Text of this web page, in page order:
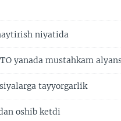
niyatida
yanada mustahkam
tayyorgarlik
oshib ketdi